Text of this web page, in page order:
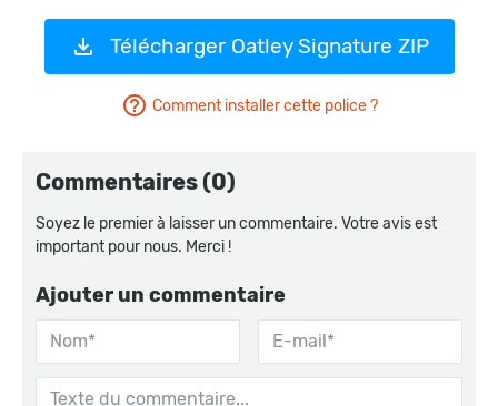
Télécharger Oatley Signature ZIP
Comment installer cette police ?
Commentaires (0)
Soyez le premier à laisser un commentaire. Votre avis est
important pour nous. Merci !
Ajouter un commentaire